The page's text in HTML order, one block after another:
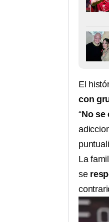
El
con
“No se
La
se